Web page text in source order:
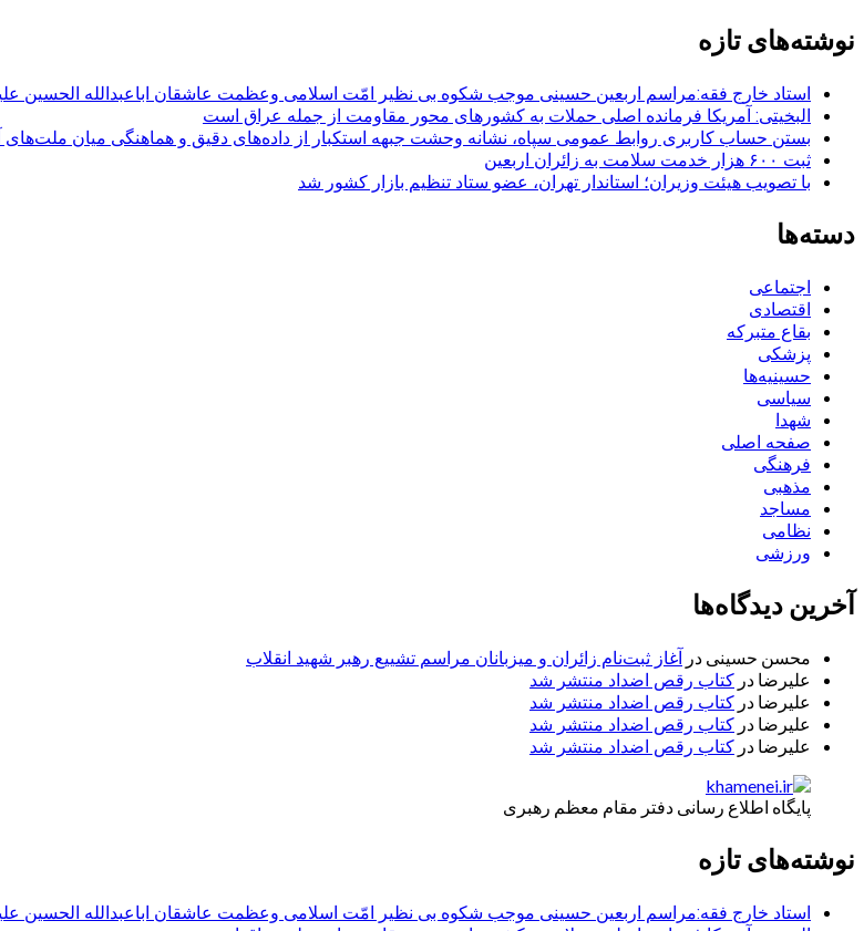
نوشته‌های تازه
استاد خارج فقه:مراسم اربعین حسینی موجب شکوه بی نظیر امّت اسلامی وعظمت عاشقان اباعبدالله
البخیتی: آمریکا فرمانده اصلی حملات به کشورهای محور مقاومت از جمله عراق است
بستن حساب کاربری روابط عمومی سپاه، نشانه‌ وحشت جبهه استکبار از داده‌های دقیق و هماهنگی میان
ثبت ۶۰۰ هزار خدمت سلامت به زائران اربعین
با تصویب هیئت وزیران؛ استاندار تهران، عضو ستاد تنظیم بازار کشور شد
دسته‌ها
اجتماعی
اقتصادی
بقاع متبرکه
پزشکی
حسینیه‌ها
سیاسی
شهدا
صفحه اصلی
فرهنگی
مذهبی
مساجد
نظامی
ورزشی
آخرین دیدگاه‌ها
محسن حسینی در آغاز ثبت‌نام زائران و میزبانان مراسم تشییع رهبر شهید انقلاب
علیرضا در کتاب رقص اضداد منتشر شد
علیرضا در کتاب رقص اضداد منتشر شد
علیرضا در کتاب رقص اضداد منتشر شد
علیرضا در کتاب رقص اضداد منتشر شد
پایگاه اطلاع رسانی دفتر مقام معظم رهبری
نوشته‌های تازه
استاد خارج فقه:مراسم اربعین حسینی موجب شکوه بی نظیر امّت اسلامی وعظمت عاشقان اباعبدالله الحسین